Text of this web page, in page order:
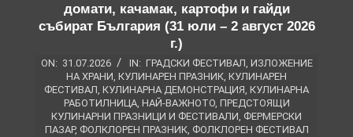
домати, качамак, картофи и гайди
събират България (31 юли – 2 август 2026
г.)
ON: 31.07.2026 IN: ГРАДСКИ ФЕСТИВАЛ, ИЗЛОЖЕНИЕ
НА ХРАНИ, КУЛИНАРЕН ПРАЗНИК, КУЛИНАРЕН
ФЕСТИВАЛ, КУЛИНАРНА ДЕМОНСТРАЦИЯ, КУЛИНАРНА
РАБОТИЛНИЦА, НАЙ-ВАЖНОТО, ПРЕДСТОЯЩИ
КУЛИНАРНИ ПРАЗНИЦИ И ФЕСТИВАЛИ, ФЕРМЕРСКИ
ПАЗАР, ФОЛКЛОРЕН ПРАЗНИК, ФОЛКЛОРЕН ФЕСТИВАЛ